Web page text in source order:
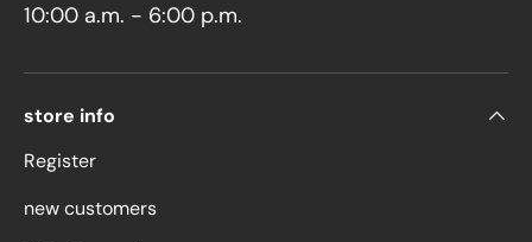
10:00 a.m. - 6:00 p.m.
store info
Register
new customers